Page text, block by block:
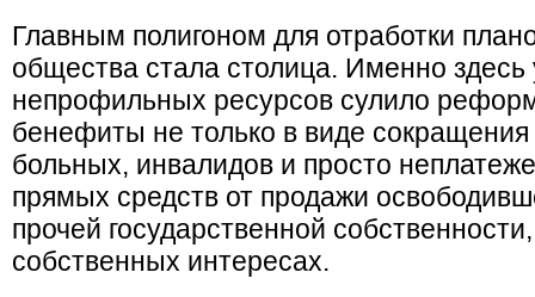
Главным полигоном для отработки
общества стала столица. Именно здесь
непрофильных ресурсов сулило
бенефиты не только в виде
больных, инвалидов и просто
прямых средств от продажи
прочей государственной
собственных интересах.